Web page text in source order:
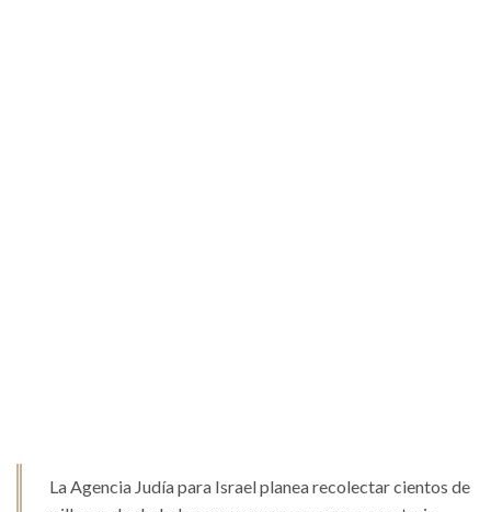
La Agencia Judía para Israel planea recolectar cientos de